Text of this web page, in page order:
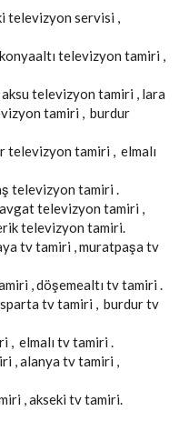
televizyon servisi ,
televizyon tamiri ,
televizyon tamiri , lara
tamiri , burdur
televizyon tamiri , elmalı
televizyon tamiri .
televizyon tamiri ,
televizyon tamiri.
tv tamiri , muratpaşa tv
, döşemealtı tv tamiri .
tv tamiri , burdur tv
, elmalı tv tamiri .
, alanya tv tamiri ,
, akseki tv tamiri.